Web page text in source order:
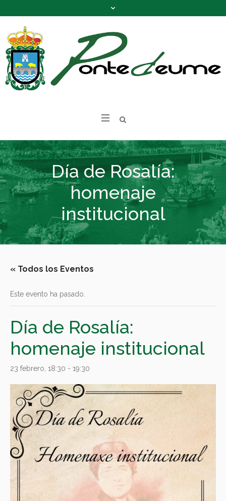
Día de Rosalía:
homenaje
institucional
« Todos los Eventos
Este evento ha pasado.
Día de Rosalía:
homenaje institucional
23 febrero, 18:30 - 19:30